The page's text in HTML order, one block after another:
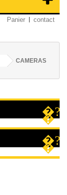
Panier contact
CAMERAS